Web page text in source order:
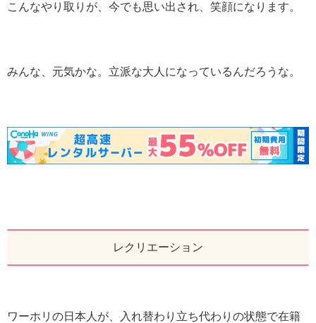
こんなやり取りが、今でも思い出され、笑顔になります。
みんな、元気かな。立派な大人になっているんだろうな。
レクリエーション
ワーホリの日本人が、入れ替わり立ち代わりの状態で在籍